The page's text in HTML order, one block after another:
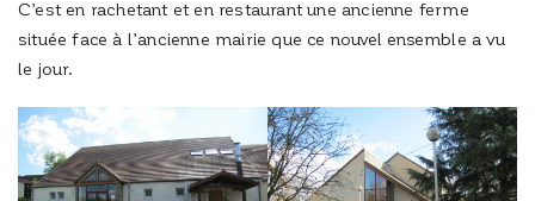
C’est en rachetant et en restaurant une ancienne ferme
située face à l’ancienne mairie que ce nouvel ensemble a vu
le jour.